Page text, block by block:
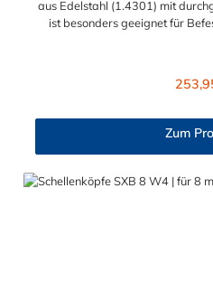
aus Edelstahl (1.4301) mit
ist besonders geeignet für
SXB auf einer Bandrolle mit 25
Zum